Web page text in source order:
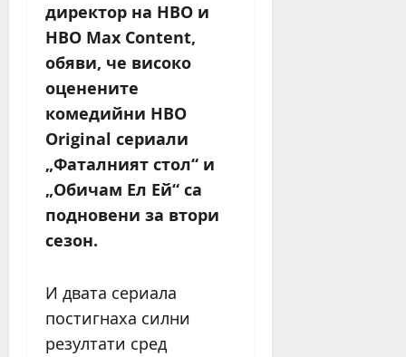
директор на HBO и
HBO Max Content,
обяви, че високо
оценените
комедийни HBO
Original сериали
„Фаталният стол“ и
„Обичам Ел Ей“ са
подновени за втори
сезон.
И двата сериала
постигнаха силни
резултати сред